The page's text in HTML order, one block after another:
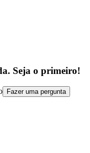
Seja o primeiro!
Fazer uma pergunta